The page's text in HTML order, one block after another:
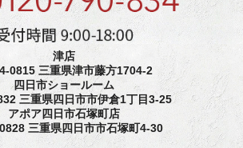
津店
0815 三重県津市藤方1704-2
四日市ショールーム
三重県四日市市伊倉1丁目3-25
アポア四日市石塚町店
三重県四日市市石塚町4-30